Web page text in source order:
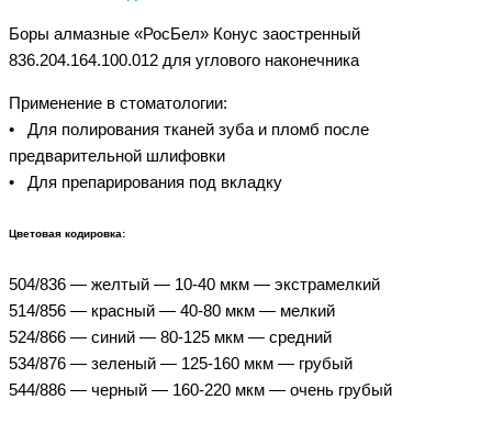
Боры алмазные «РосБел» Конус заостренный
836.204.164.100.012 для углового наконечника
Применение в стоматологии:
• Для полирования тканей зуба и пломб после
предварительной шлифовки
• Для препарирования под вкладку
Цветовая кодировка:
504/836 — желтый — 10-40 мкм — экстрамелкий
514/856 — красный — 40-80 мкм — мелкий
524/866 — синий — 80-125 мкм — средний
534/876 — зеленый — 125-160 мкм — грубый
544/886 — черный — 160-220 мкм — очень грубый